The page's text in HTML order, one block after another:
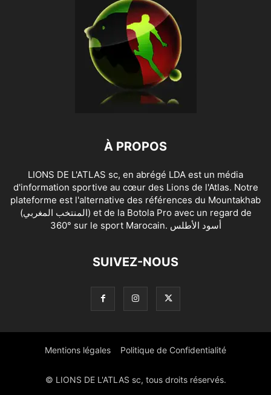
À PROPOS
LIONS DE L'ATLAS sc, en abrégé LDA est un média
d'information sportive au cœur des Lions de l'Atlas. Notre
plateforme est l'alternative des références du Mountakhab
(المنتخب المغربي) et de la Botola Pro avec un regard de
360° sur le sport Marocain. أسود الأطلس
SUIVEZ-NOUS
Mentions légales Politique de Confidentialité
© LIONS DE L'ATLAS sc, tous droits réservés.